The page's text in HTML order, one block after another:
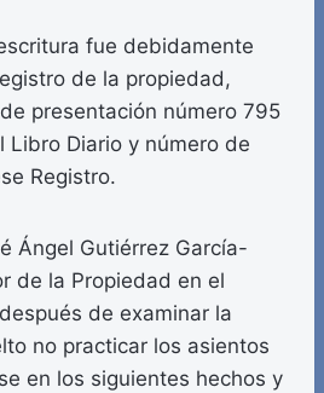
fue debidamente
de la propiedad,
presentación número 795
Libro Diario y número de
Registro.
Ángel Gutiérrez García-
de la Propiedad en el
de examinar la
no practicar los asientos
en los siguientes hechos y